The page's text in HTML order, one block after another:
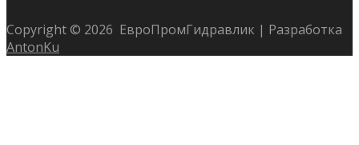
Copyright © 2026 ЕвроПромГидравлик | Разработка
AntonKu